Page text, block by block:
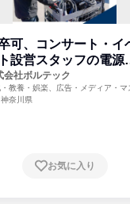
可、コンサート・イ
設営スタッフの電源
会社ボルテック
教養・娯楽、広告・メディア・マ
力・ガス・水道・エネルギー
神奈川県
お気に入り